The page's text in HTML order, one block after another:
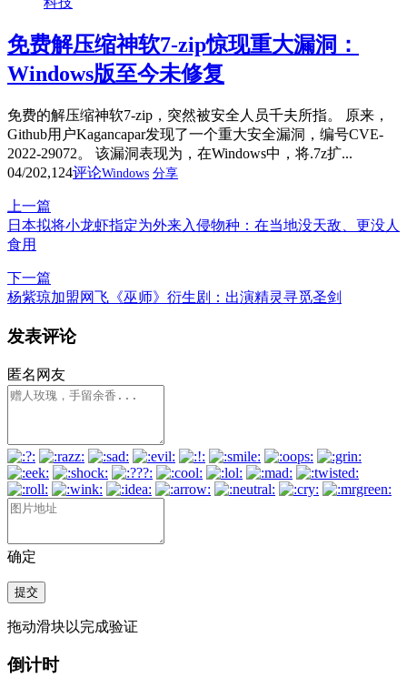
免费解压缩神软7-zip惊现重大漏洞：
Windows版至今未修复
免费的解压缩神软7-zip，突然被安全人员千夫所指。 原来，
Github用户Kagancapar发现了一个重大安全漏洞，编号CVE-
2022-29072。 该漏洞表现为，在Windows中，将.7z扩...
04/202,124评论Windows 分享
上一篇
日本拟将小龙虾指定为外来入侵物种：在当地没天敌、更没人
食用
下一篇
杨紫琼加盟网飞《巫师》衍生剧：出演精灵寻觅圣剑
发表评论
匿名网友
确定
提交
拖动滑块以完成验证
倒计时